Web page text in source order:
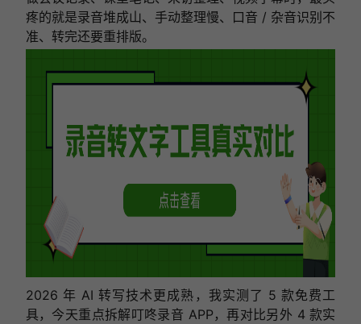
疼的就是录音堆成山、手动整理慢、口音 / 杂音识别不
准、转完还要重排版。
2026 年 AI 转写技术更成熟，我实测了 5 款免费工
具，今天重点拆解叮咚录音 APP，再对比另外 4 款实